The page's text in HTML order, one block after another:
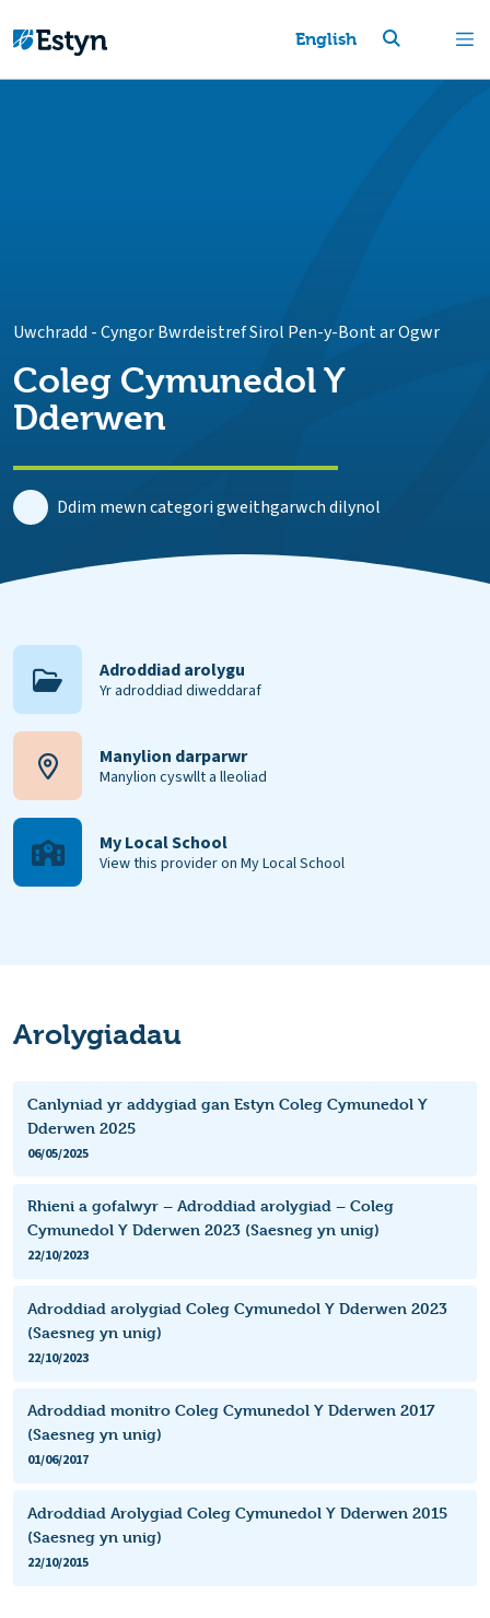
English
Uwchradd -Cyngor Bwrdeistref Sirol Pen-y-Bont ar Ogwr
Coleg Cymunedol Y
Dderwen
Ddim mewn categori gweithgarwch dilynol
Adroddiad arolygu
Yr adroddiad diweddaraf
Manylion darparwr
Manylion cyswllt a lleoliad
My Local School
View this provider on My Local School
Arolygiadau
Canlyniad yr addygiad gan Estyn Coleg Cymunedol Y
Dderwen 2025
06/05/2025
Rhieni a gofalwyr – Adroddiad arolygiad – Coleg
Cymunedol Y Dderwen 2023 (Saesneg yn unig)
22/10/2023
Adroddiad arolygiad Coleg Cymunedol Y Dderwen 2023
(Saesneg yn unig)
22/10/2023
Adroddiad monitro Coleg Cymunedol Y Dderwen 2017
(Saesneg yn unig)
01/06/2017
Adroddiad Arolygiad Coleg Cymunedol Y Dderwen 2015
(Saesneg yn unig)
22/10/2015